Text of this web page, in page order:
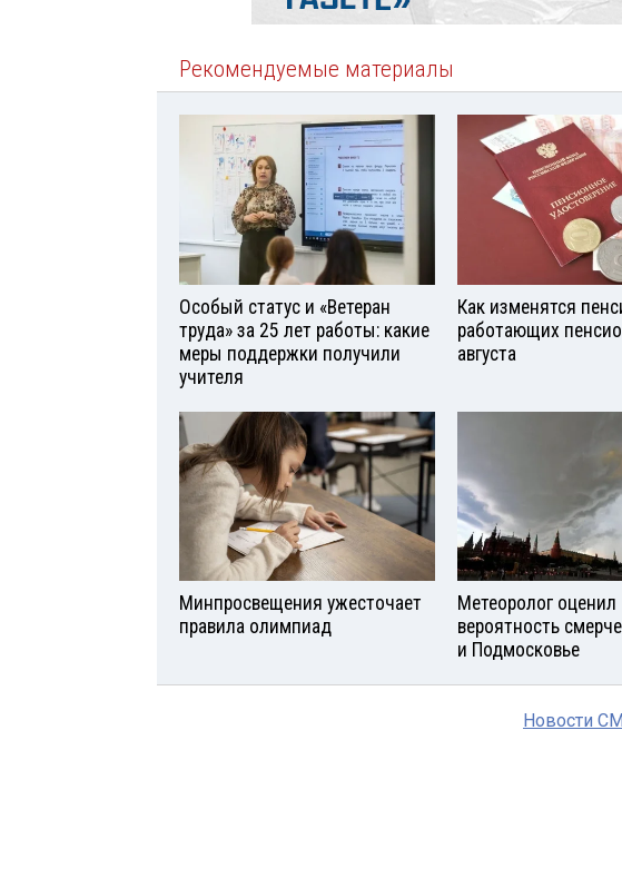
Рекомендуемые материалы
Особый статус и «Ветеран
труда» за 25 лет работы: какие
меры поддержки получили
учителя
Как изменятся
работающих
августа
Минпросвещения ужесточает
правила олимпиад
Метеоролог оценил
вероятность
и Подмосковье
Новости